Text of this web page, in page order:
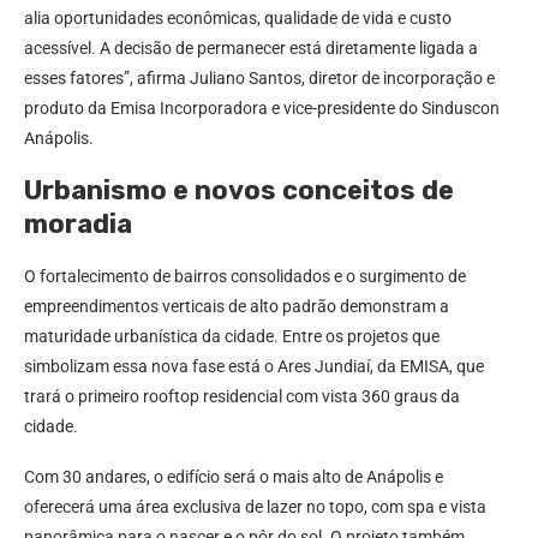
alia oportunidades econômicas, qualidade de vida e custo
acessível. A decisão de permanecer está diretamente ligada a
esses fatores”, afirma Juliano Santos, diretor de incorporação e
produto da Emisa Incorporadora e vice-presidente do Sinduscon
Anápolis.
Urbanismo e novos conceitos de
moradia
O fortalecimento de bairros consolidados e o surgimento de
empreendimentos verticais de alto padrão demonstram a
maturidade urbanística da cidade. Entre os projetos que
simbolizam essa nova fase está o Ares Jundiaí, da EMISA, que
trará o primeiro rooftop residencial com vista 360 graus da
cidade.
Com 30 andares, o edifício será o mais alto de Anápolis e
oferecerá uma área exclusiva de lazer no topo, com spa e vista